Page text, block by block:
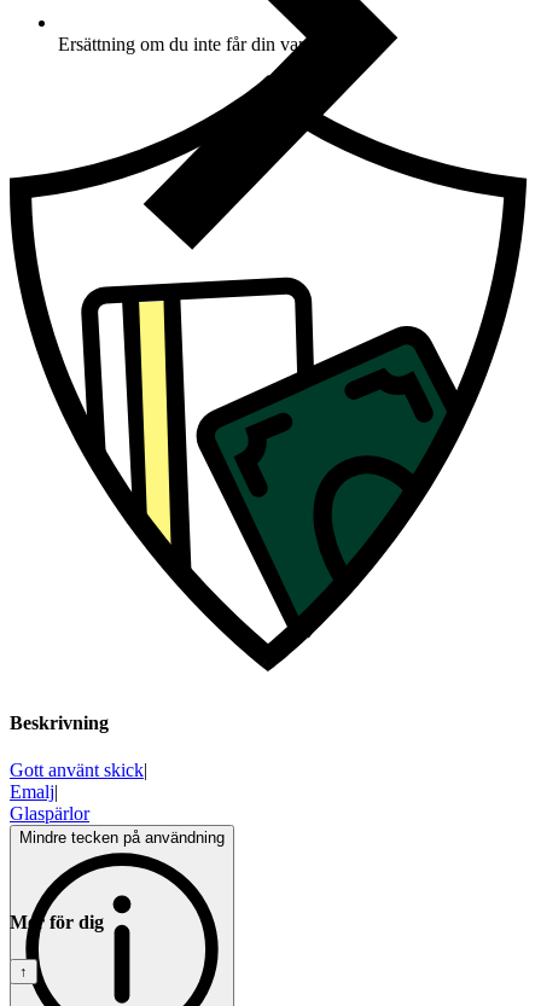
Ersättning om du inte får din vara
Beskrivning
Gott använt skick|
Emalj|
Glaspärlor
Mindre tecken på användning
Mer för dig
↑